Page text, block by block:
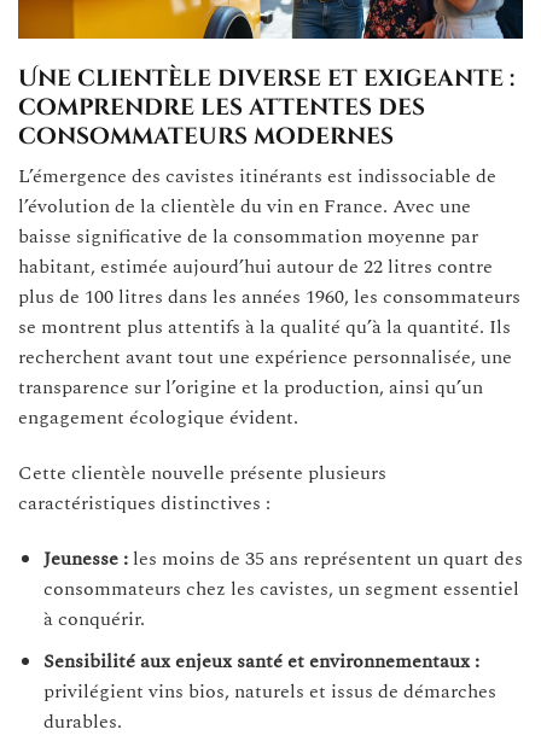
Une clientèle diverse et exigeante :
comprendre les attentes des
consommateurs modernes
L’émergence des cavistes itinérants est indissociable de
l’évolution de la clientèle du vin en France. Avec une
baisse significative de la consommation moyenne par
habitant, estimée aujourd’hui autour de 22 litres contre
plus de 100 litres dans les années 1960, les consommateurs
se montrent plus attentifs à la qualité qu’à la quantité. Ils
recherchent avant tout une expérience personnalisée, une
transparence sur l’origine et la production, ainsi qu’un
engagement écologique évident.
Cette clientèle nouvelle présente plusieurs
caractéristiques distinctives :
Jeunesse :les moins de 35 ans représentent un quart des
consommateurs chez les cavistes, un segment essentiel
à conquérir.
Sensibilité aux enjeux santé et environnementaux :
privilégient vins bios, naturels et issus de démarches
durables.